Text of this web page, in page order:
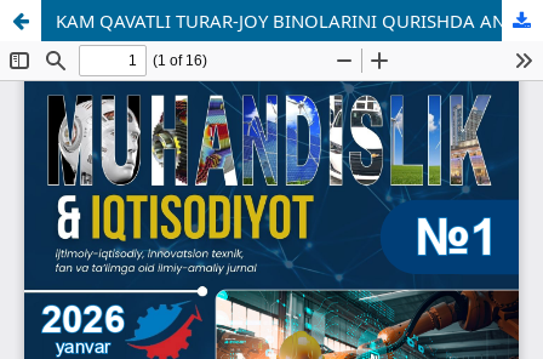
KAM QAVATLI TURAR-JOY BINOLARINI QURISHDA AN’ANAVIY QURILISH ASHYOLARIDAN FOYDALANISHNING IJOBIY TOMONLARI